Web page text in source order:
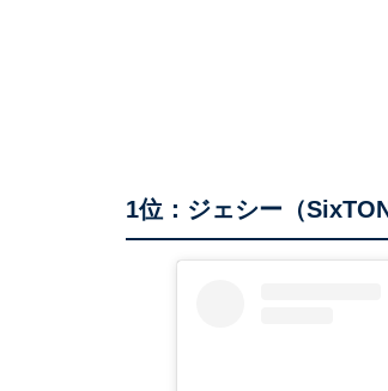
1位：ジェシー（